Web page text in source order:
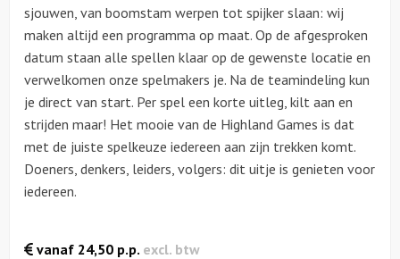
sjouwen, van boomstam werpen tot spijker slaan: wij
maken altijd een programma op maat. Op de afgesproken
datum staan alle spellen klaar op de gewenste locatie en
verwelkomen onze spelmakers je. Na de teamindeling kun
je direct van start. Per spel een korte uitleg, kilt aan en
strijden maar! Het mooie van de Highland Games is dat
met de juiste spelkeuze iedereen aan zijn trekken komt.
Doeners, denkers, leiders, volgers: dit uitje is genieten voor
iedereen.
vanaf 24,50 p.p. excl. btw